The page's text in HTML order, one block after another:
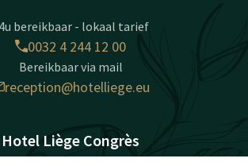
bereikbaar - lokaal tarief
0032 4 244 12 00
Bereikbaar via mail
reception@hotelliege.eu
Hotel Liège Congrès